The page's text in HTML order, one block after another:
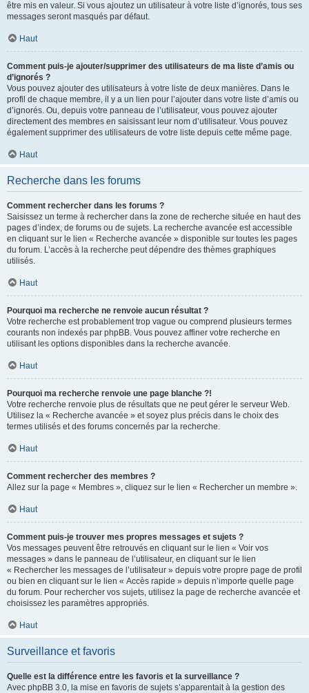
être mis en valeur. Si vous ajoutez un utilisateur à votre liste d’ignorés, tous ses
messages seront masqués par défaut.
Haut
Comment puis-je ajouter/supprimer des utilisateurs de ma liste d’amis ou
d’ignorés ?
Vous pouvez ajouter des utilisateurs à votre liste de deux manières. Dans le
profil de chaque membre, il y a un lien pour l’ajouter dans votre liste d’amis ou
d’ignorés. Ou, depuis votre panneau de l’utilisateur, vous pouvez ajouter
directement des membres en saisissant leur nom d’utilisateur. Vous pouvez
également supprimer des utilisateurs de votre liste depuis cette même page.
Haut
Recherche dans les forums
Comment rechercher dans les forums ?
Saisissez un terme à rechercher dans la zone de recherche située en haut des
pages d’index, de forums ou de sujets. La recherche avancée est accessible
en cliquant sur le lien « Recherche avancée » disponible sur toutes les pages
du forum. L’accès à la recherche peut dépendre des thèmes graphiques
utilisés.
Haut
Pourquoi ma recherche ne renvoie aucun résultat ?
Votre recherche est probablement trop vague ou comprend plusieurs termes
courants non indexés par phpBB. Vous pouvez affiner votre recherche en
utilisant les options disponibles dans la recherche avancée.
Haut
Pourquoi ma recherche renvoie une page blanche ?!
Votre recherche renvoie plus de résultats que ne peut gérer le serveur Web.
Utilisez la « Recherche avancée » et soyez plus précis dans le choix des
termes utilisés et des forums concernés par la recherche.
Haut
Comment rechercher des membres ?
Allez sur la page « Membres », cliquez sur le lien « Rechercher un membre ».
Haut
Comment puis-je trouver mes propres messages et sujets ?
Vos messages peuvent être retrouvés en cliquant sur le lien « Voir vos
messages » dans le panneau de l’utilisateur, en cliquant sur le lien
« Rechercher les messages de l’utilisateur » depuis votre propre page de profil
ou bien en cliquant sur le lien « Accès rapide » depuis n’importe quelle page
du forum. Pour rechercher vos sujets, utilisez la page de recherche avancée et
choisissez les paramètres appropriés.
Haut
Surveillance et favoris
Quelle est la différence entre les favoris et la surveillance ?
Avec phpBB 3.0, la mise en favoris de sujets s’apparentait à la gestion des